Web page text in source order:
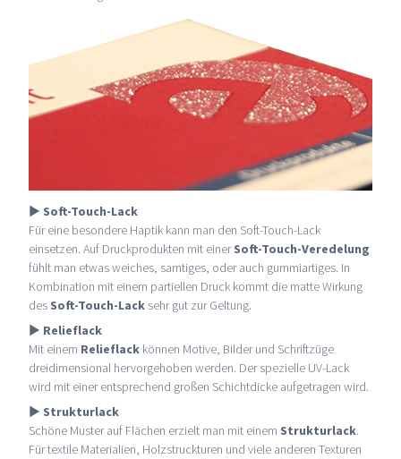
► Soft-Touch-Lack
Für eine besondere Haptik kann man den Soft-Touch-Lack
einsetzen. Auf Druckprodukten mit einerSoft-Touch-Veredelung
fühlt man etwas weiches, samtiges, oder auch gummiartiges. In
Kombination mit einem partiellen Druck kommt die matte Wirkung
des Soft-Touch-Lack sehr gut zur Geltung.
► Relieflack
Mit einem Relieflack können Motive, Bilder und Schriftzüge
dreidimensional hervorgehoben werden. Der spezielle UV-Lack
wird mit einer entsprechend großen Schichtdicke aufgetragen wird.
► Strukturlack
Schöne Muster auf Flächen erzielt man mit einem Strukturlack.
Für textile Materialien, Holzstruckturen und viele anderen Texturen